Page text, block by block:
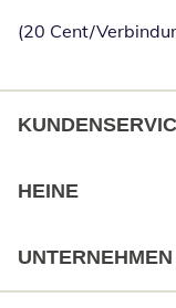
(20 Cent/
HEINE
UNTERNEHMEN